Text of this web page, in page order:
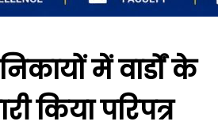
में वार्डों के
किया परिपत्र